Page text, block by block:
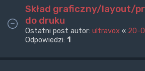
Skład graficzny/layout/
do druku
Ostatni post autor: ultravox « 20-
Odpowiedzi: 1